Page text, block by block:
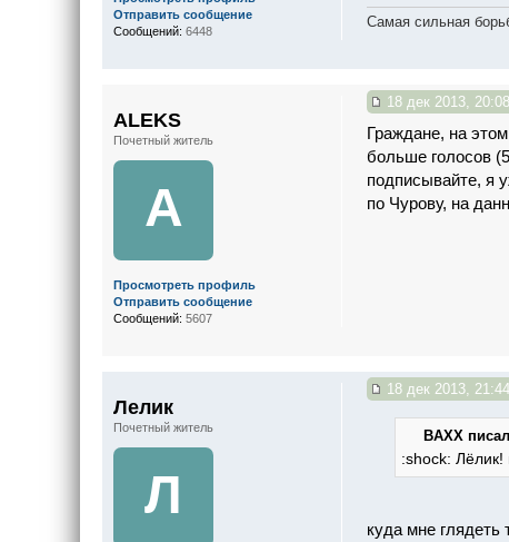
Самая сильная
Отправить сообщение
Сообщений: 6448
18 дек 2013, 20:08
Граждане, на
больше голосов
подписывайте, я
по Чурову, на
ALEKS
Почетный житель
A
Просмотреть профиль
Отправить сообщение
Сообщений: 5607
18 дек 2013, 21:44
BAXX
:shock: Лёлик!
куда мне глядеть
Лелик
Почетный житель
Л